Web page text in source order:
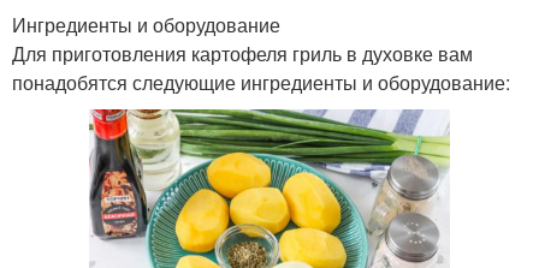
Ингредиенты и оборудование
Для приготовления картофеля гриль в духовке вам
понадобятся следующие ингредиенты и оборудование: